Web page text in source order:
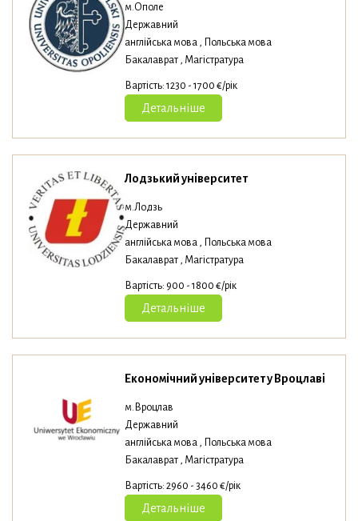
м.Ополе
Державний
англійська мова , Польська мова
Бакалаврат , Магістратура
Вартість: 1230 - 1700 €/рік
Детальніше
Лодзький університет
м.Лодзь
Державний
англійська мова , Польська мова
Бакалаврат , Магістратура
Вартість: 900 - 1800 €/рік
Детальніше
Економічний університет у Вроцлаві
м.Вроцлав
Державний
англійська мова , Польська мова
Бакалаврат , Магістратура
Вартість: 2960 - 3460 €/рік
Детальніше